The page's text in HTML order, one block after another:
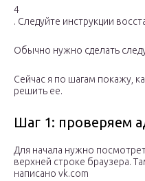
4
. Следуйте инструкции
Обычно нужно сделать
Сейчас я по шагам покажу,
решить ее.
Шаг 1: проверяем
Для начала нужно
верхней строке браузера.
написано vk.com